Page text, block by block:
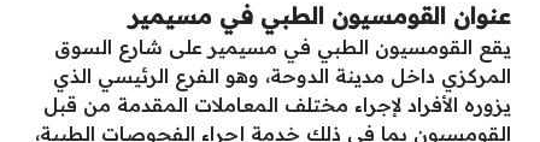
عنوان القومسيون الطبي في مسيمير
يقع القومسيون الطبي في مسيمير على شارع السوق
المركزي داخل مدينة الدوحة، وهو الفرع الرئيسي الذي
يزوره الأفراد لإجراء مختلف المعاملات المقدمة من قبل
القومسيون بما في ذلك خدمة إجراء الفحوصات الطبية،